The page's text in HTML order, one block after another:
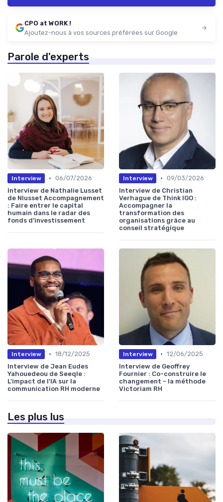
CPO at WORK !
Ajoutez-nous à vos sources préférées sur Google
Parole d'experts
Interview • 06/07/2026
Interview de Nathalie Lusset
de Nlusset Accompagnement
: Faire entrer le capital
humain dans le radar des
fonds d’investissement
Interview • 09/03/2026
Interview de Christian
Verhague de Think IGO :
Accompagner la
transformation des
organisations grâce au
conseil stratégique
Interview • 18/12/2025
Interview de Jean Eudes
Yahouedeou de Seeqle :
L'impact de l'IA sur la
communication RH moderne
Interview • 12/06/2025
Interview de Geoffrey
Fournier : Co-construire le
changement - la méthode
Victoriam RH
Les plus lus